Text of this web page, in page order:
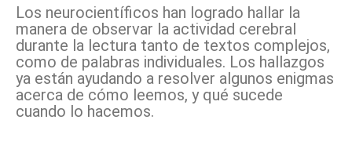
Los neurocientíficos han logrado hallar la
manera de observar la actividad cerebral
durante la lectura tanto de textos complejos,
como de palabras individuales. Los hallazgos
ya están ayudando a resolver algunos enigmas
acerca de cómo leemos, y qué sucede
cuando lo hacemos.